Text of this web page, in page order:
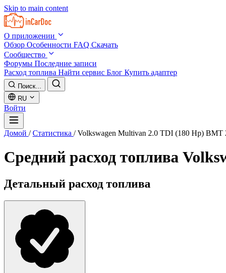
Skip to main content
О приложении
Обзор Особенности FAQ Скачать
Сообщество
Форумы Последние записи
Расход топлива Найти сервис Блог Купить адаптер
Поиск...
RU
Войти
Домой / Статистика / Volkswagen Multivan 2.0 TDI (180 Hp) BMT
Средний расход топлива
Детальный расход топлива